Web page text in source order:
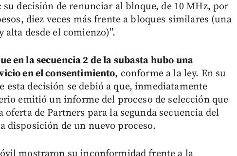
decisión de renunciar al bloque, de 10 MHz, por
diez veces más frente a bloques similares (una
desde el comienzo)”.
en la secuencia 2 de la subasta hubo una
en el consentimiento, conforme a la ley. En su
esta decisión se debió a que, inmediatamente
emitió un informe del proceso de selección que
de Partners para la segunda secuencia del
disposición de un nuevo proceso.